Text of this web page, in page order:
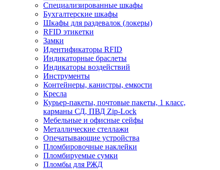
Cпециализированные шкафы
Бухгалтерские шкафы
Шкафы для раздевалок (локеры)
RFID этикетки
Замки
Идентификаторы RFID
Индикаторные браслеты
Индикаторы воздействий
Инструменты
Контейнеры, канистры, емкости
Кресла
Курьер-пакеты, почтовые пакеты, 1 класс,
карманы СД, ПВД Zip-Lock
Мебельные и офисные сейфы
Металлические стеллажи
Опечатывающие устройства
Пломбировочные наклейки
Пломбируемые сумки
Пломбы для РЖД